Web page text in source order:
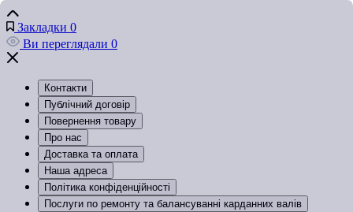
Закладки 0
Ви переглядали 0
Контакти
Публічний договір
Повернення товару
Про нас
Доставка та оплата
Наша адреса
Політика конфіденційності
Послуги по ремонту та балансуванні карданних валів